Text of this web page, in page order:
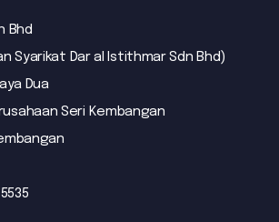
Bhd
Syarikat Dar al Istithmar Sdn Bhd)
Dua
Seri Kembangan